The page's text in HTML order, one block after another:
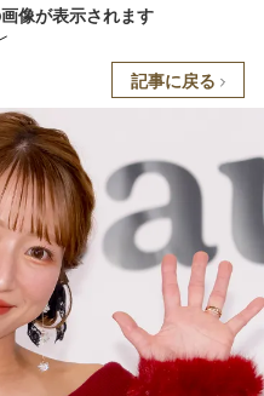
像が表示されます
記事に戻る